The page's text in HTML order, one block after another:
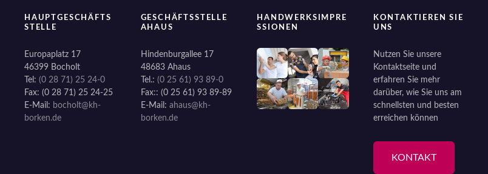
s
a
v
i
HAUPTGESCHÄFTS
STELLE
Europaplatz 17
46399 Bocholt
Tel:(0 28 71) 25 24-0
Fax: (0 28 71) 25 24-25
E-Mail: bocholt@kh-
borken.de
GESCHÄFTSSTELLE
AHAUS
Hindenburgallee 17
48683 Ahaus
Tel.: (0 25 61) 93 89-0
Fax:: (0 25 61) 93 89-89
E-Mail: ahaus@kh-
borken.de
HANDWERKSIMPRE
SSIONEN
KONTAKTIEREN SIE
UNS
Nutzen Sie unsere
Kontaktseite und
erfahren Sie mehr
darüber, wie Sie uns am
schnellsten und besten
erreichen können
KONTAKT